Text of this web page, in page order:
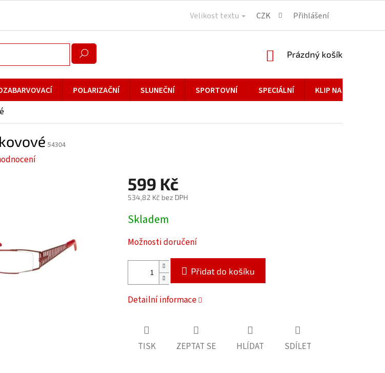
Velikost textu CZK Přihlášení
NÁKUPNÍ
Prázdný košík
POLARIZAČNÍ SLUNEČNÍ SPORTOVNÍ SPECIÁLNÍ KLIP NA BRÝLE
54304
599 Kč
534,82 Kč bez DPH
Měrná
cena:
Skladem
Možnosti doručení
Přidat do košíku
Detailní informace
TISK ZEPTAT SE HLÍDAT SDÍLET